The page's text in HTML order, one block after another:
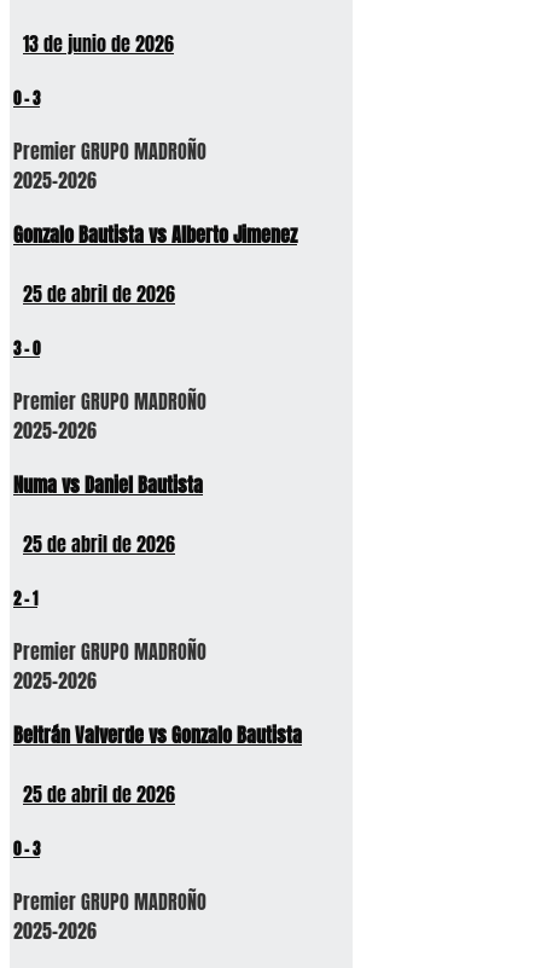
13 de junio de 2026
0-3
Premier GRUPO MADROÑO
2025-2026
Gonzalo Bautista vs Alberto Jimenez
25 de abril de 2026
3-0
Premier GRUPO MADROÑO
2025-2026
Numa vs Daniel Bautista
25 de abril de 2026
2-1
Premier GRUPO MADROÑO
2025-2026
Beltrán Valverde vs Gonzalo Bautista
25 de abril de 2026
0-3
Premier GRUPO MADROÑO
2025-2026